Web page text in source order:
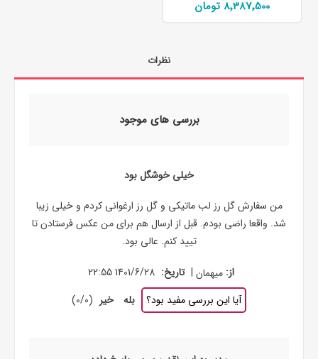
8٬387٬500 تومان
نظرات
بررسی های موجود
خیلی خوشگل بود
من سفارش گل رز لب ماتیکی و گل رز ارغوانی کردم و خیلی زیبا
شد. واقعا راضی بودم. قبل از ارسال هم برای من عکس فرستادن تا
تیید کنم. عالی بود.
از: میهمان | تاریخ: 1401/6/28 22:55
آیا این بررسی مفید بود؟
بله خیر (
0/0
)